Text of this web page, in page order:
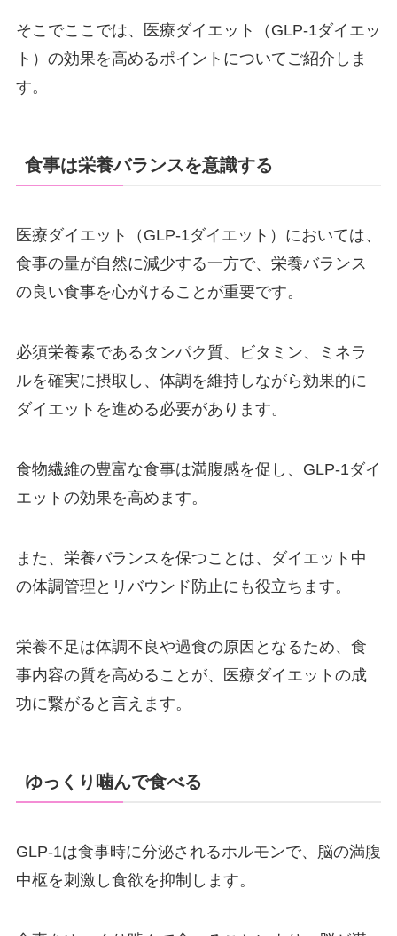
そこでここでは、医療ダイエット（GLP-1ダイエッ
ト）の効果を高めるポイントについてご紹介しま
す。
食事は栄養バランスを意識する
医療ダイエット（GLP-1ダイエット）においては、
食事の量が自然に減少する一方で、栄養バランス
の良い食事を心がけることが重要です。
必須栄養素であるタンパク質、ビタミン、ミネラ
ルを確実に摂取し、体調を維持しながら効果的に
ダイエットを進める必要があります。
食物繊維の豊富な食事は満腹感を促し、GLP-1ダイ
エットの効果を高めます。
また、栄養バランスを保つことは、ダイエット中
の体調管理とリバウンド防止にも役立ちます。
栄養不足は体調不良や過食の原因となるため、食
事内容の質を高めることが、医療ダイエットの成
功に繋がると言えます。
ゆっくり噛んで食べる
GLP-1は食事時に分泌されるホルモンで、脳の満腹
中枢を刺激し食欲を抑制します。